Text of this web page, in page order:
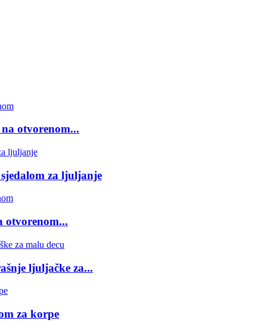
otvorenom...
za ljuljanje
otvorenom...
ljuljačke za...
za korpe